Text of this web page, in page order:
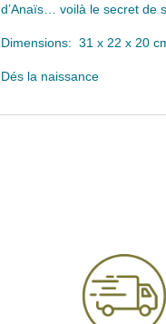
d’Anaïs… voilà le secret de
Dimensions: 31 x 22 x 20
Dés la naissance